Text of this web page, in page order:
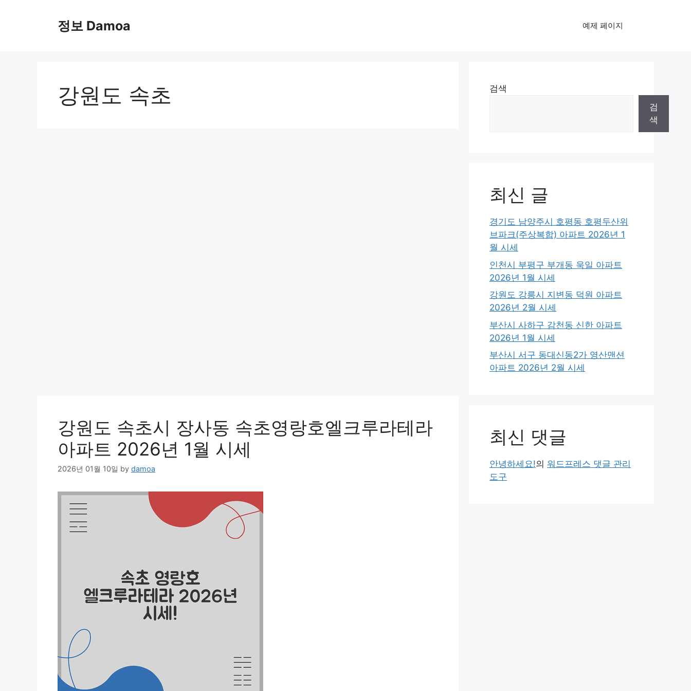
정보 Damoa 예제 페이지
강원도 속초
강원도 속초시 장사동 속초영랑호엘크루라테라
아파트 2026년 1월 시세
2026년 01월 10일 by damoa
검색
검
색
최신 글
경기도 남양주시 호평동 호평두산위
브파크(주상복합) 아파트 2026년 1
월 시세
인천시 부평구 부개동 욱일 아파트
2026년 1월 시세
강원도 강릉시 지변동 덕원 아파트
2026년 2월 시세
부산시 사하구 감천동 신한 아파트
2026년 1월 시세
부산시 서구 동대신동2가 영산맨션
아파트 2026년 2월 시세
최신 댓글
안녕하세요!의 워드프레스 댓글 관리
도구